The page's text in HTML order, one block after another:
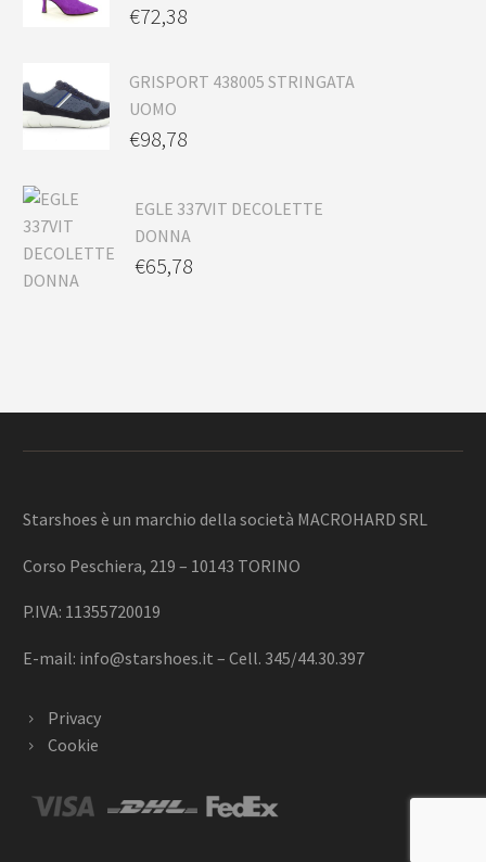
€72,38
GRISPORT 438005 STRINGATA
UOMO
€98,78
EGLE 337VIT DECOLETTE
DONNA
€65,78
Starshoes è un marchio della società MACROHARD SRL
Corso Peschiera, 219 – 10143 TORINO
P.IVA: 11355720019
E-mail: info@starshoes.it – Cell. 345/44.30.397
Privacy
Cookie